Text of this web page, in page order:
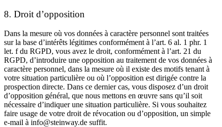
8. Droit d’opposition
Dans la mesure où vos données à caractère personnel sont traitées
sur la base d’intérêts légitimes conformément à l’art. 6 al. 1 phr. 1
let. f du RGPD, vous avez le droit, conformément à l’art. 21 du
RGPD, d’introduire une opposition au traitement de vos données à
caractère personnel, dans la mesure où il existe des motifs tenant à
votre situation particulière ou où l’opposition est dirigée contre la
prospection directe. Dans ce dernier cas, vous disposez d’un droit
d’opposition général, que nous mettons en œuvre sans qu’il soit
nécessaire d’indiquer une situation particulière. Si vous souhaitez
faire usage de votre droit de révocation ou d’opposition, un simple
e-mail à info@steinway.de suffit.